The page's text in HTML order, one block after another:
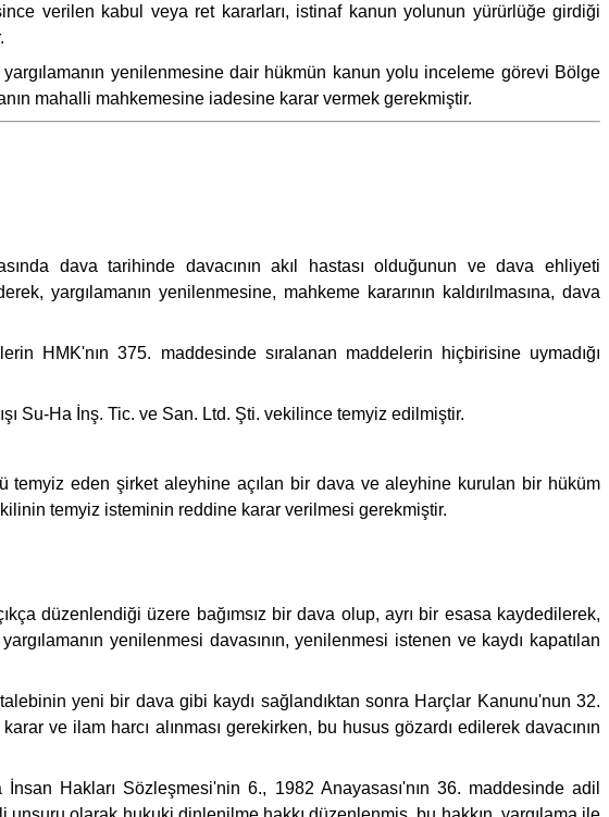
verilen kabul veya ret kararları, istinaf kanun yolunun yürürlüğe girdiği
yenilenmesine dair hükmün kanun yolu inceleme görevi Bölge
mahalli mahkemesine iadesine karar vermek gerekmiştir.
dava tarihinde davacının akıl hastası olduğunun ve dava ehliyeti
yargılamanın yenilenmesine, mahkeme kararının kaldırılmasına, dava
HMK'nın 375. maddesinde sıralanan maddelerin hiçbirisine uymadığı
Su-Ha İnş. Tic. ve San. Ltd. Şti. vekilince temyiz edilmiştir.
temyiz eden şirket aleyhine açılan bir dava ve aleyhine kurulan bir hüküm
temyiz isteminin reddine karar verilmesi gerekmiştir.
düzenlendiği üzere bağımsız bir dava olup, ayrı bir esasa kaydedilerek,
yenilenmesi davasının, yenilenmesi istenen ve kaydı kapatılan
yeni bir dava gibi kaydı sağlandıktan sonra Harçlar Kanunu'nun 32.
ve ilam harcı alınması gerekirken, bu husus gözardı edilerek davacının
Hakları Sözleşmesi'nin 6., 1982 Anayasası'nın 36. maddesinde adil